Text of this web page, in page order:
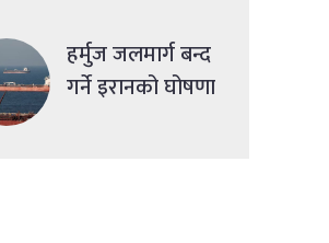
हर्मुज जलमार्ग बन्द
गर्ने इरानको घोषणा